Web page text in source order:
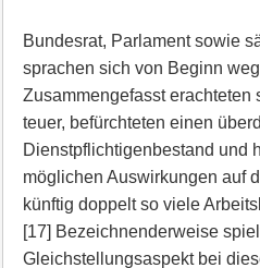
Bundesrat, Parlament sowie
sprachen sich von Beginn
Zusammengefasst erachteten
teuer, befürchteten einen
Dienstpflichtigenbestand und
möglichen Auswirkungen auf
künftig doppelt so viele
[17] Bezeichnenderweise
Gleichstellungsaspekt bei